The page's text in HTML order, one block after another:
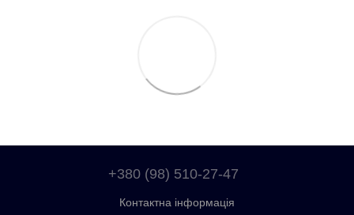
+380 (98) 510-27-47
Контактна інформація